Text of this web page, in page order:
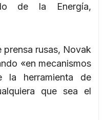
de la Energía,
rusas, Novak
«en mecanismos
herramienta de
que sea el